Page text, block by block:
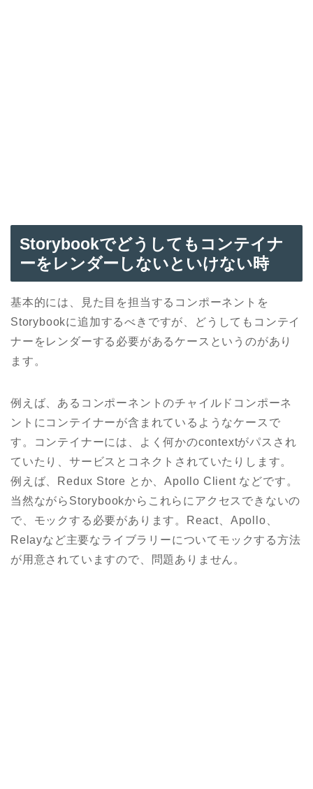
Storybookでどうしてもコンテイナ
ーをレンダーしないといけない時
基本的には、見た目を担当するコンポーネントを
Storybookに追加するべきですが、どうしてもコンテイ
ナーをレンダーする必要があるケースというのがあり
ます。
例えば、あるコンポーネントのチャイルドコンポーネ
ントにコンテイナーが含まれているようなケースで
す。コンテイナーには、よく何かのcontextがパスされ
ていたり、サービスとコネクトされていたりします。
例えば、Redux Store とか、Apollo Client などです。
当然ながらStorybookからこれらにアクセスできないの
で、モックする必要があります。React、Apollo、
Relayなど主要なライブラリーについてモックする方法
が用意されていますので、問題ありません。